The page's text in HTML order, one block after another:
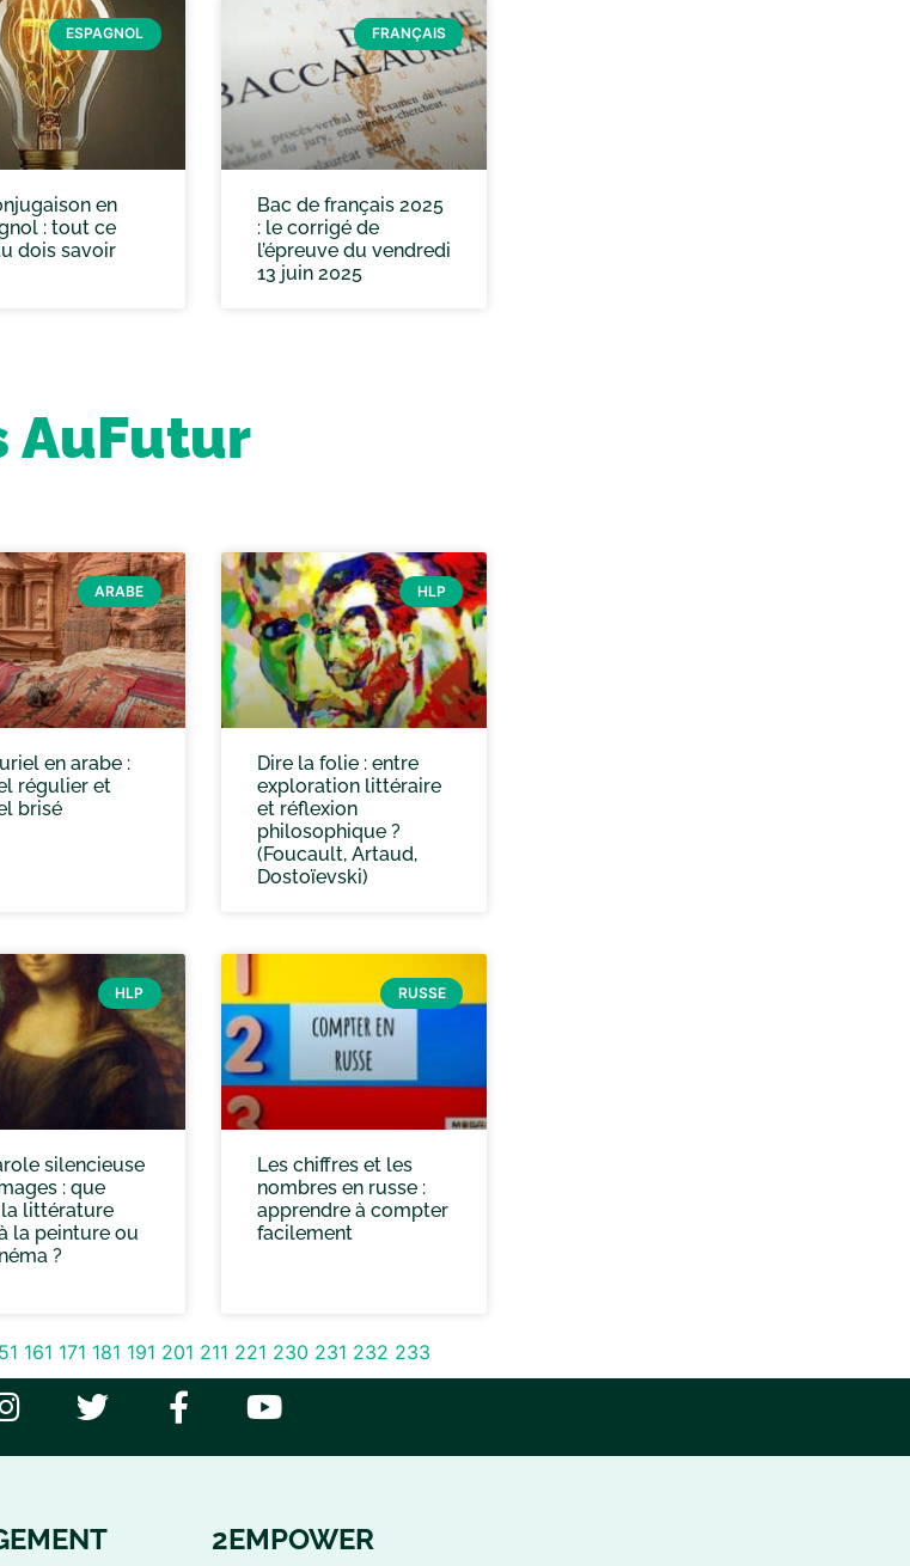
ESPAGNOL
en
: tout ce
dois savoir
FRANÇAIS
Bac de français 2025
: le corrigé de
l’épreuve du vendredi
13 juin 2025
AuFutur
ARABE
en arabe :
régulier et
brisé
HLP
Dire la folie : entre
exploration littéraire
et réflexion
philosophique ?
(Foucault, Artaud,
Dostoïevski)
HLP
silencieuse
: que
littérature
la peinture ou
?
RUSSE
Les chiffres et les
nombres en russe :
apprendre à compter
facilement
161 171 181 191 201 211 221 230 231 232 233
2EMPOWER